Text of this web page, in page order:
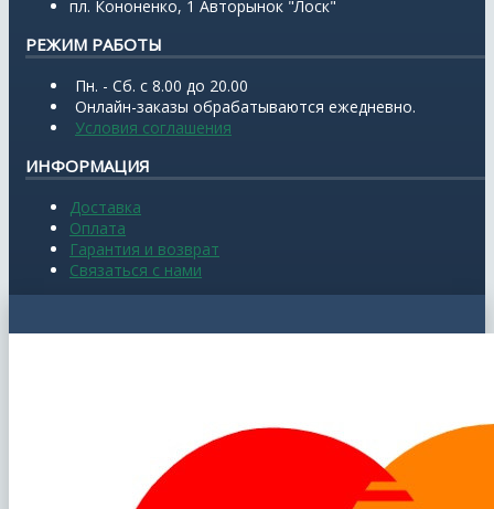
пл. Кононенко, 1 Авторынок "Лоск"
РЕЖИМ РАБОТЫ
Пн. - Сб. с 8.00 до 20.00
Онлайн-заказы обрабатываются ежедневно.
Условия соглашения
ИНФОРМАЦИЯ
Доставка
Оплата
Гарантия и возврат
Связаться с нами